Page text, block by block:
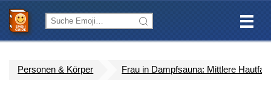
Personen & Körper Frau in Dampfsauna: Mittlere